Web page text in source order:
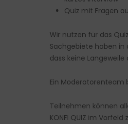
Quiz mit Fragen
Wir nutzen für das
Sachgebiete haben in
dass keine
Ein Moderatorenteam
Teilnehmen können
KONFI QUIZ im